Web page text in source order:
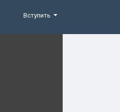
Вступить